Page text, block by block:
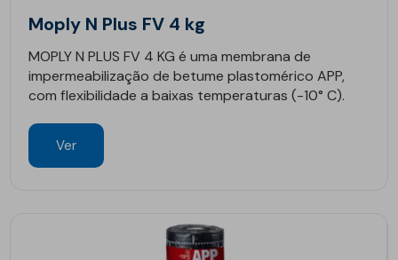
Moply N Plus FV 4 kg
MOPLY N PLUS FV 4 KG é uma membrana de
impermeabilização de betume plastomérico APP,
com flexibilidade a baixas temperaturas (-10° C).
Ver